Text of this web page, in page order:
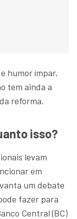
humor ímpar,
tem ainda a
reforma.
isso?
levam
em
um debate
fazer para
Central (BC)